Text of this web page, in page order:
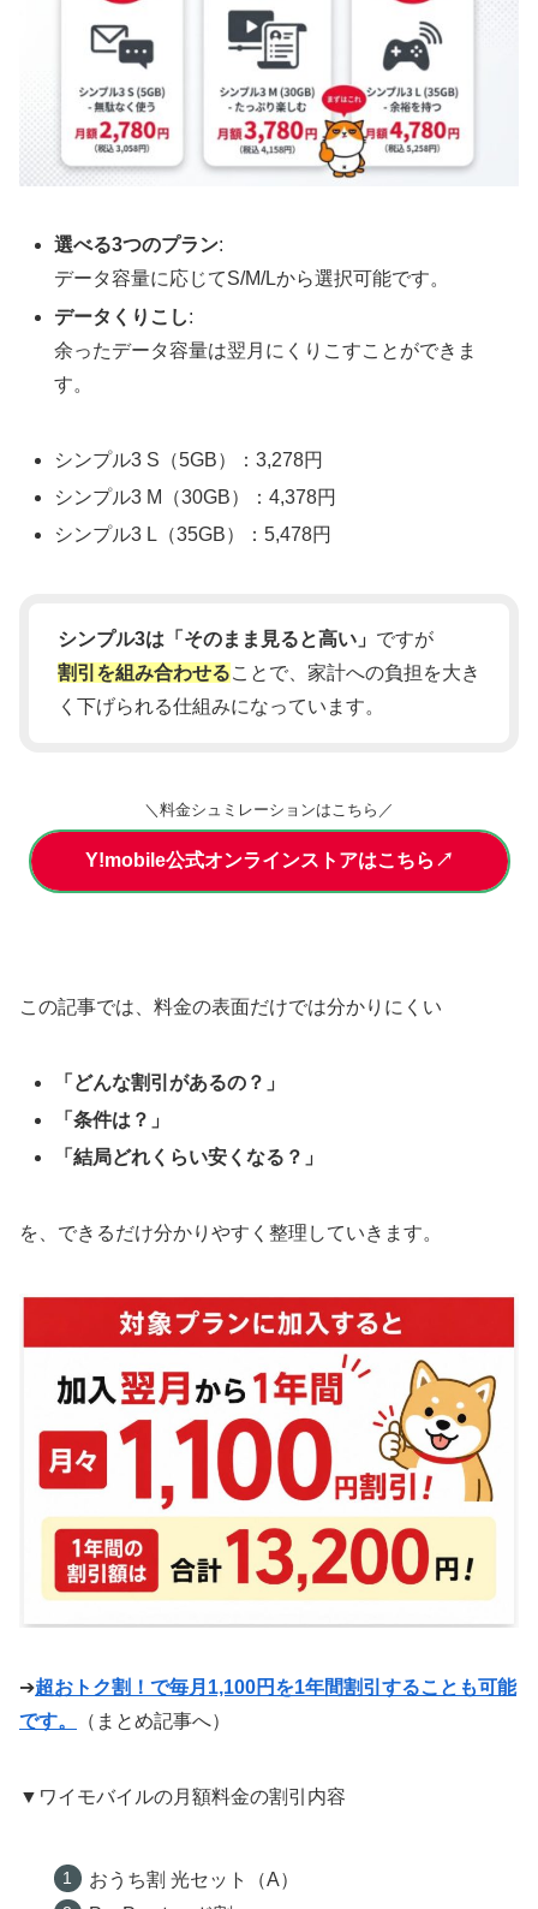
選べる3つのプラン:
データ容量に応じてS/M/Lから選択可能です。
データくりこし:
余ったデータ容量は翌月にくりこすことができま
す。
シンプル3 S（5GB）：3,278円
シンプル3 M（30GB）：4,378円
シンプル3 L（35GB）：5,478円
シンプル3は「そのまま見ると高い」 ですが
割引を組み合わせることで、家計への負担を大き
く下げられる仕組みになっています。
＼料金シュミレーションはこちら／
Y!mobile公式オンラインストアはこちら↗
この記事では、料金の表面だけでは分かりにくい
「どんな割引があるの？」
「条件は？」
「結局どれくらい安くなる？」
を、できるだけ分かりやすく整理していきます。
➔超おトク割！で毎月1,100円を1年間割引することも可能
です。
（まとめ記事へ）
▼ワイモバイルの月額料金の割引内容
おうち割 光セット（A）